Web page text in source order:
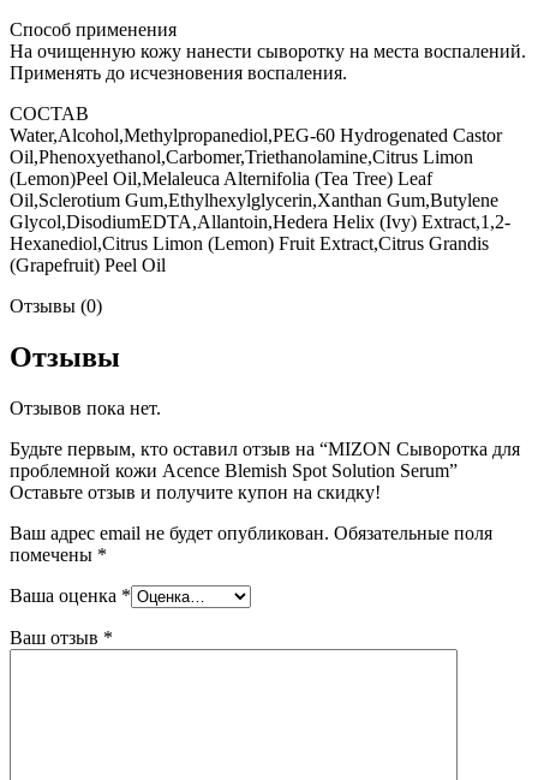
Способ применения
На очищенную кожу нанести сыворотку на места воспалений.
Применять до исчезновения воспаления.
СОСТАВ
Water,Alcohol,Methylpropanediol,PEG-60 Hydrogenated Castor
Oil,Phenoxyethanol,Carbomer,Triethanolamine,Citrus Limon
(Lemon)Peel Oil,Melaleuca Alternifolia (Tea Tree) Leaf
Oil,Sclerotium Gum,Ethylhexylglycerin,Xanthan Gum,Butylene
Glycol,DisodiumEDTA,Allantoin,Hedera Helix (Ivy) Extract,1,2-
Hexanediol,Citrus Limon (Lemon) Fruit Extract,Citrus Grandis
(Grapefruit) Peel Oil
Отзывы (0)
Отзывы
Отзывов пока нет.
Будьте первым, кто оставил отзыв на “MIZON Сыворотка для
проблемной кожи Acence Blemish Spot Solution Serum”
Оставьте отзыв и получите купон на скидку!
Ваш адрес email не будет опубликован. Обязательные поля
помечены *
Ваша оценка *
Ваш отзыв *